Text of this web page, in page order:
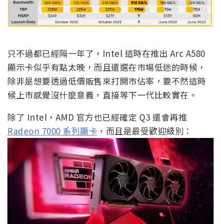
只不過都已經隔一年了，Intel 這時在推出 Arc A580
顯示卡似乎有點太晚，而且還選在市場低迷的時候，
除非是想要透過低價販售來打開市佔率，要不然這時
候上市感覺沒什麼意義，直接等下一代比較實在。
除了 Intel，AMD 官方也已經確定 Q3 還會再推
Radeon 7000 系列顯卡 ，而且是最受歡迎級別：